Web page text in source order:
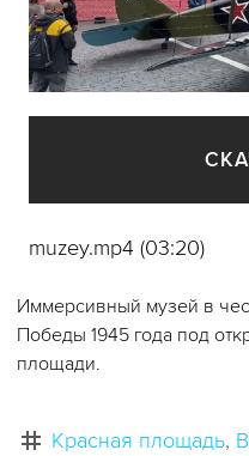
muzey.mp4 (03:20)
Иммерсивный музей в
Победы 1945 года под
площади.
Красная площадь